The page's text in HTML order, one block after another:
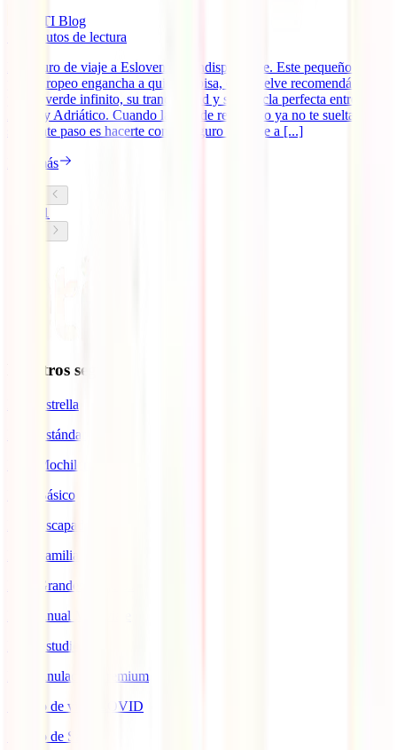
IATI Blog
minutos de lectura
El seguro de viaje a Eslovenia es indispensable. Este pequeño gran
país europeo engancha a quien lo pisa, que vuelve recomendándolo
por su verde infinito, su tranquilidad y su mezcla perfecta entre
Alpes y Adriático. Cuando la idea de recorrerlo ya no te suelta, el
siguiente paso es hacerte con tu seguro de viaje a [...]
Leer más
1
Nuestros seguros
IATI Estrella
IATI Estándar
IATI Mochilero
IATI Básico
IATI Escapadas
IATI Familia
IATI Grandes Viajeros
IATI Anual Multiviaje
IATI Estudios
IATI Anulación Premium
Seguro de viaje COVID
Seguro de Salud